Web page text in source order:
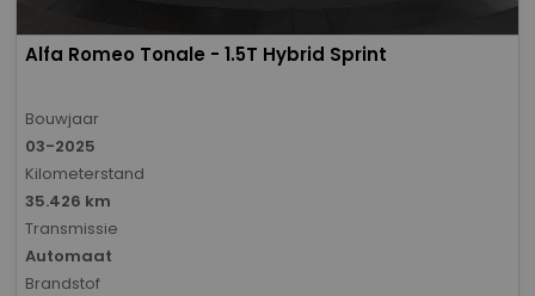
Alfa Romeo Tonale - 1.5T Hybrid Sprint
Bouwjaar
03-2025
Kilometerstand
35.426 km
Transmissie
Automaat
Brandstof